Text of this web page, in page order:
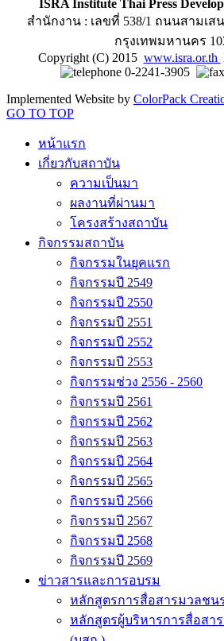
ISRA Institute Thai Press
สำนักงาน : เลขที่ 538/1 ถนนสามเส
กรุงเทพมหานคร
Copyright (C) 2015 www.isra.or.th
0-2241-3905
Implemented Website by ColorPack
GO TO TOP
หน้าแรก
เกี่ยวกับสถาบัน
ความเป็นมา
ผลงานที่ผ่านมา
โครงสร้างสถาบัน
กิจกรรมสถาบัน
กิจกรรมในยุคแรก
กิจกรรมปี 2549
กิจกรรมปี 2550
กิจกรรมปี 2551
กิจกรรมปี 2552
กิจกรรมปี 2553
กิจกรรมช่วง 2556 - 2560
กิจกรรมปี 2561
กิจกรรมปี 2562
กิจกรรมปี 2563
กิจกรรมปี 2564
กิจกรรมปี 2565
กิจกรรมปี 2566
กิจกรรมปี 2567
กิจกรรมปี 2568
กิจกรรมปี 2569
ข่าวสารและการอบรม
หลักสูตรการสื่อสารมวลชน
หลักสูตรผู้บริหารการสื่อสา